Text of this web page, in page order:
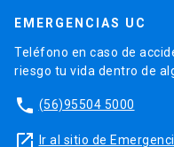
EMERGENCIAS UC
Teléfono en caso de
riesgo tu vida dentro de
phone (56)95504 5000
launch Ir al sitio de